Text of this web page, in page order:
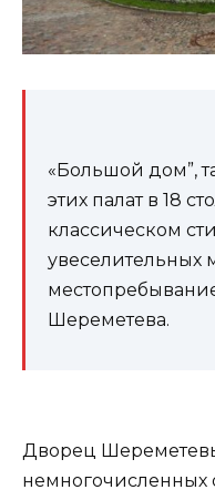
«Большой дом”,
этих палат в 18
классическом
увеселительных
Шереметева.
Дворец
немногочисленных